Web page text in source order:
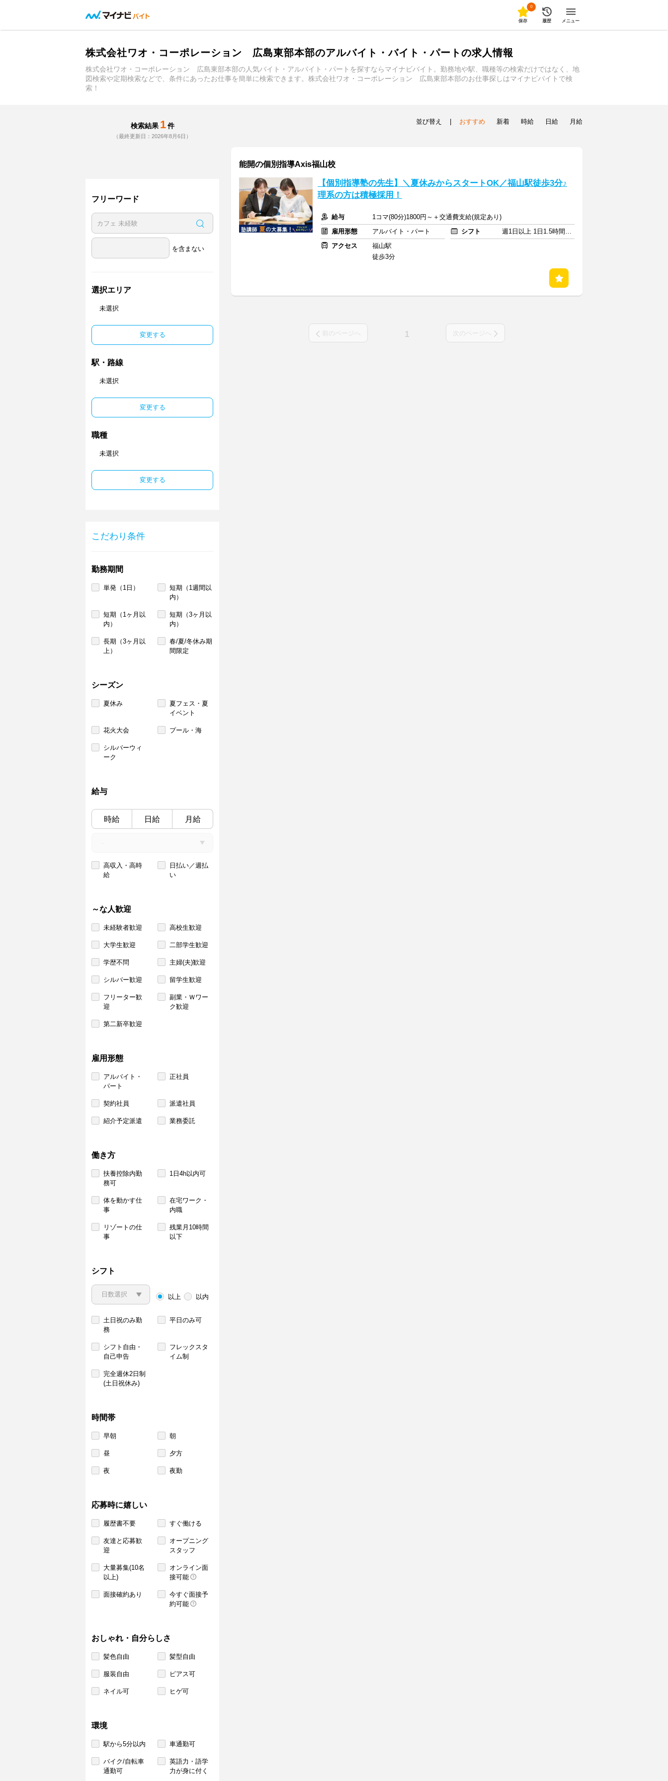
0
保存 履歴 メニュー
株式会社ワオ・コーポレーション 広島東部本部のアルバイト・バイト・パートの求人情報
株式会社ワオ・コーポレーション 広島東部本部の人気バイト・アルバイト・パートを探すならマイナビバイト。勤務地や駅、職種等の検索だけではなく、地
図検索や定期検索などで、条件にあったお仕事を簡単に検索できます。株式会社ワオ・コーポレーション 広島東部本部のお仕事探しはマイナビバイトで検
索！
検索結果 1 件
（最終更新日：2026年8月6日）
フリーワード
を含まない
選択エリア
未選択
変更する
駅・路線
未選択
変更する
職種
未選択
変更する
こだわり条件
勤務期間
単発（1日）
短期（1週間以
内）
短期（1ヶ月以
内）
短期（3ヶ月以
内）
長期（3ヶ月以
上）
春/夏/冬休み期
間限定
シーズン
夏休み
夏フェス・夏
イベント
花火大会 プール・海
シルバーウィ
ーク
給与
時給 日給 月給
高収入・高時
給
日払い／週払
い
～な人歓迎
未経験者歓迎 高校生歓迎
大学生歓迎 二部学生歓迎
学歴不問 主婦(夫)歓迎
シルバー歓迎 留学生歓迎
フリーター歓
迎
副業・Ｗワー
ク歓迎
第二新卒歓迎
雇用形態
アルバイト・
パート
正社員
契約社員 派遣社員
紹介予定派遣 業務委託
働き方
扶養控除内勤
務可
1日4h以内可
体を動かす仕
事
在宅ワーク・
内職
リゾートの仕
事
残業月10時間
以下
シフト
以上 以内
土日祝のみ勤
務
平日のみ可
シフト自由・
自己申告
フレックスタ
イム制
完全週休2日制
(土日祝休み)
時間帯
早朝 朝
昼 夕方
夜 夜勤
応募時に嬉しい
履歴書不要 すぐ働ける
友達と応募歓
迎
オープニング
スタッフ
大量募集(10名
以上)
オンライン面
接可能
面接確約あり
今すぐ面接予
約可能
おしゃれ・自分らしさ
髪色自由 髪型自由
服装自由 ピアス可
ネイル可 ヒゲ可
環境
駅から5分以内 車通勤可
バイク/自転車
通勤可
英語力・語学
力が身に付く
並び替え おすすめ 新着 時給 日給 月給
能開の個別指導Axis福山校
【個別指導塾の先生】＼夏休みからスタートOK／福山駅徒歩3分♪
理系の方は積極採用！
給与
1コマ(80分)1800円～＋交通費支給(規定あり)
雇用形態
アルバイト・パート シフト
週1日以上 1日1.5時間以上
アクセス
福山駅
徒歩3分
前のページへ 1 次のページへ